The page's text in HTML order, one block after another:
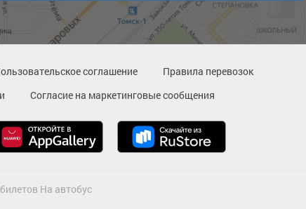
соглашение
Правила перевозок
Согласие на маркетинговые сообщения
На автобус